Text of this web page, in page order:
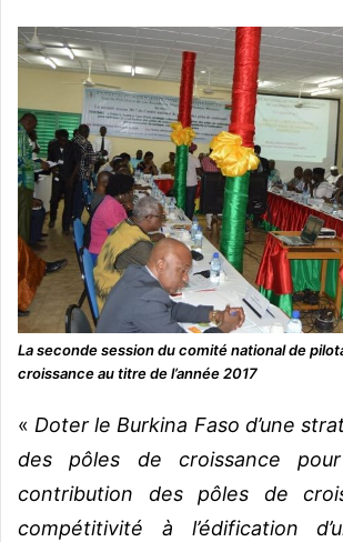
La seconde session du comité national de
croissance au titre de l’année 2017
«Doter le Burkina Faso d’une
des pôles de croissance
contribution des pôles de
compétitivité à l’édification